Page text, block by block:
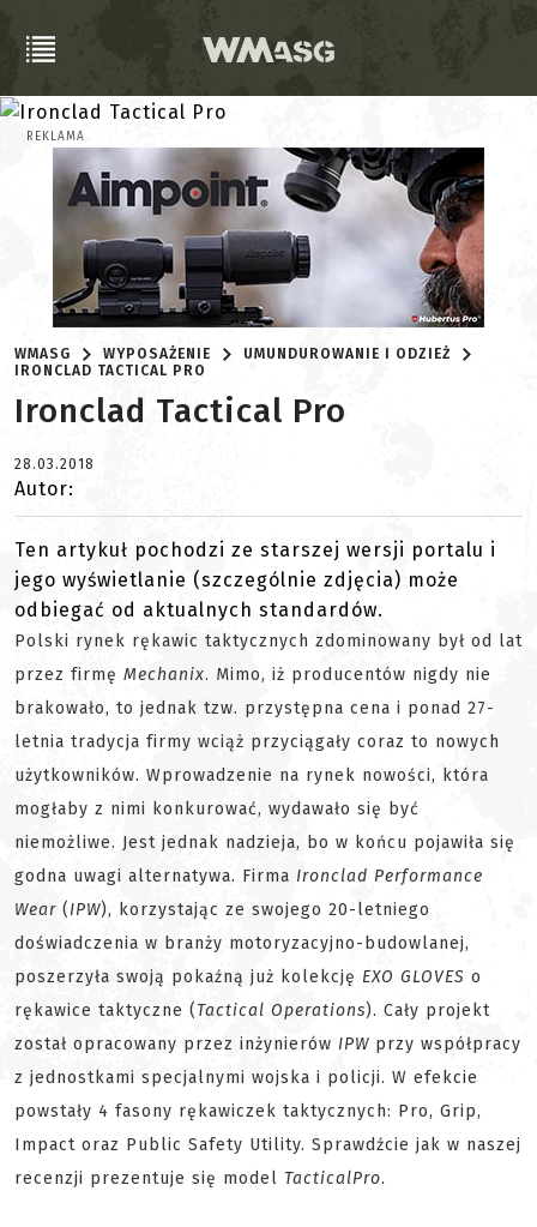
REKLAMA
WMASG WYPOSAŻENIE
UMUNDUROWANIE I ODZIEŻ
IRONCLAD TACTICAL PRO
Ironclad Tactical Pro
28.03.2018
Autor:
Ten artykuł pochodzi ze starszej wersji portalu i
jego wyświetlanie (szczególnie zdjęcia) może
odbiegać od aktualnych standardów.
Polski rynek rękawic taktycznych zdominowany był od lat
przez firmę Mechanix. Mimo, iż producentów nigdy nie
brakowało, to jednak tzw. przystępna cena i ponad 27-
letnia tradycja firmy wciąż przyciągały coraz to nowych
użytkowników. Wprowadzenie na rynek nowości, która
mogłaby z nimi konkurować, wydawało się być
niemożliwe. Jest jednak nadzieja, bo w końcu pojawiła się
godna uwagi alternatywa. Firma Ironclad Performance
Wear (IPW), korzystając ze swojego 20-letniego
doświadczenia w branży motoryzacyjno-budowlanej,
poszerzyła swoją pokaźną już kolekcję EXO GLOVES o
rękawice taktyczne (Tactical Operations). Cały projekt
został opracowany przez inżynierów IPW przy współpracy
z jednostkami specjalnymi wojska i policji. W efekcie
powstały 4 fasony rękawiczek taktycznych: Pro, Grip,
Impact oraz Public Safety Utility. Sprawdźcie jak w naszej
recenzji prezentuje się model TacticalPro.